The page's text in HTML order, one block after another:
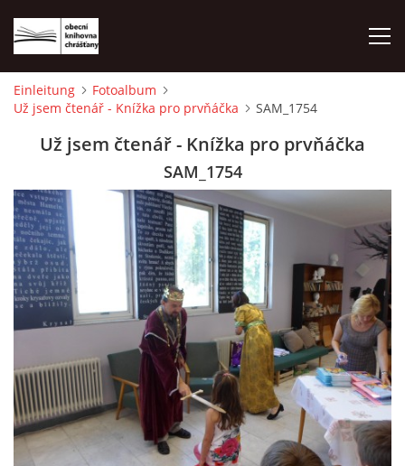
EINLEITUNG
© 2026 eStránky.cz |WebSlice | Drucken|Aktualisiert: 1. 8. 2026|
Nach oben ↑
Einleitung
Fotoalbum
Už jsem čtenář - Knížka pro prvňáčka
SAM_1754
Už jsem čtenář - Knížka pro prvňáčka
SAM_1754